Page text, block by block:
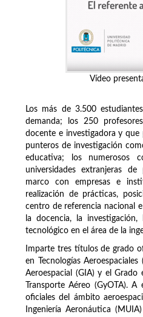
Vídeo
Los más de 3.500
demanda; los 250
docente e investigadora y
punteros de investigación
educativa; los numerosos
universidades extranjeras
marco con empresas e
realización de prácticas,
centro de referencia nacional
la docencia, la
tecnológico en el área de la
Imparte tres títulos de grado
en Tecnologías
Aeroespacial (GIA) y el Grado
Transporte Aéreo (GyOTA).
oficiales del ámbito
Ingeniería Aeronáutica